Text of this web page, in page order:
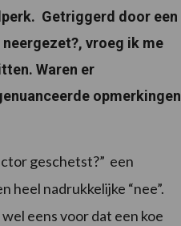
Getriggerd door een
vroeg ik me
Waren er
opmerkingen
geschetst?” een
heel nadrukkelijke “nee”.
eens voor dat een koe